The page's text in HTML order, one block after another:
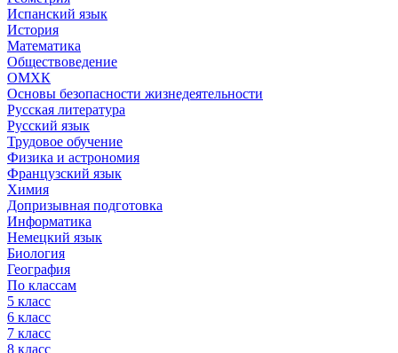
Испанский язык
История
Математика
Обществоведение
ОМХК
Основы безопасности жизнедеятельности
Русская литература
Русский язык
Трудовое обучение
Физика и астрономия
Французский язык
Химия
Допризывная подготовка
Информатика
Немецкий язык
Биология
География
По классам
5 класс
6 класс
7 класс
8 класс